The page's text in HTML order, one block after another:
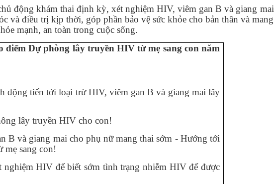
động khám thai định kỳ, xét nghiệm HIV, viêm gan B và giang mai
và điều trị kịp thời, góp phần bảo vệ sức khỏe cho bản thân và mang
mạnh, an toàn trong cuộc sống.
điểm Dự phòng lây truyền HIV từ mẹ sang con năm
động tiến tới loại trừ HIV, viêm gan B và giang mai lây
lây truyền HIV cho con!
B và giang mai cho phụ nữ mang thai sớm - Hướng tới
mẹ sang con!
nghiệm HIV để biết sớm tình trạng nhiễm HIV để được